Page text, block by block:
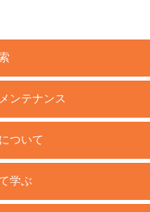
ンテナンス
ついて
学ぶ